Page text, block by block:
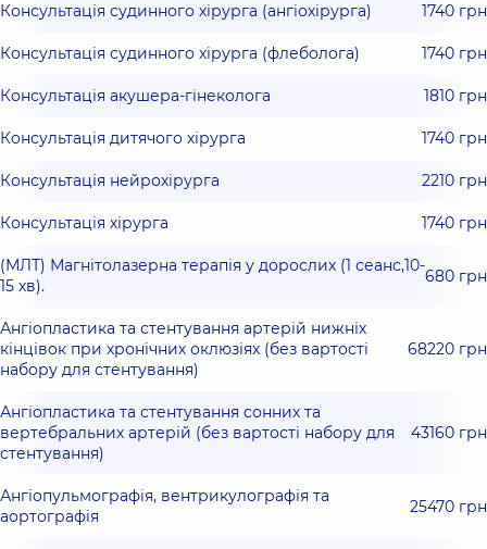
Консультація судинного хірурга (ангіохірурга) 1740 грн
Консультація судинного хірурга (флеболога) 1740 грн
Консультація акушера-гінеколога 1810 грн
Консультація дитячого хірурга 1740 грн
Консультація нейрохірурга 2210 грн
Консультація хірурга 1740 грн
(МЛТ) Магнітолазерна терапія у дорослих (1 сеанс,10-
15 хв).
680 грн
Ангіопластика та стентування артерій нижніх
кінцівок при хронічних оклюзіях (без вартості
набору для стентування)
68220 грн
Ангіопластика та стентування сонних та
вертебральних артерій (без вартості набору для
стентування)
43160 грн
Ангіопульмографія, вентрикулографія та
аортографія
25470 грн